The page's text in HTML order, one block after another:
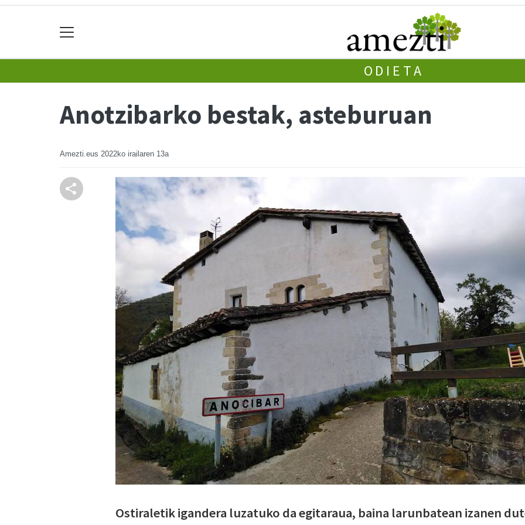
ODIETA
Anotzibarko bestak, asteburuan
Amezti.eus 2022ko irailaren 13a
Ostiraletik igandera luzatuko da egitaraua, baina larunbatean izanen